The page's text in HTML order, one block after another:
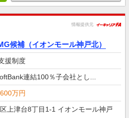
情報提供元
候補（イオンモール神戸北）
援制度
連結100％子会社とし...
万円
上津台8丁目1‐1 イオンモール神戸